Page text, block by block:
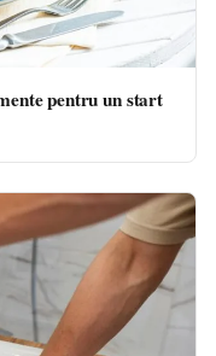
pentru un start